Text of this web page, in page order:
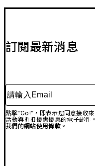
訂閱最新消息
請輸入Email
點擊“Go!”，即表示您同意接收
活動與折扣優惠優惠的電子郵件
我們的網站使用條款。